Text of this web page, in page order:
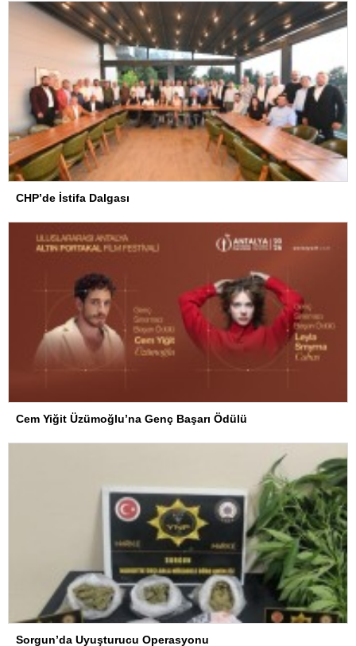
CHP’de İstifa Dalgası
Cem Yiğit Üzümoğlu’na Genç Başarı Ödülü
Sorgun’da Uyuşturucu Operasyonu